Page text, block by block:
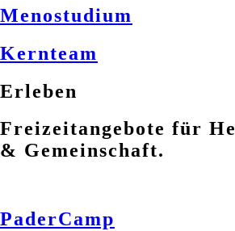
Menostudium
Kernteam
Erleben
Freizeitangebote für
& Gemeinschaft.
PaderCamp